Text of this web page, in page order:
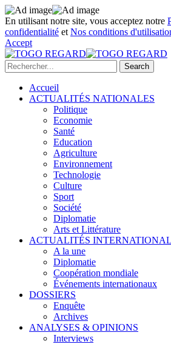
En utilisant notre site, vous acceptez notre
confidentialité et Nos conditions
Accept
Accueil
ACTUALITÉS NATIONALES
Politique
Economie
Santé
Education
Agriculture
Environnement
Technologie
Culture
Sport
Société
Diplomatie
Arts et Littérature
ACTUALITÉS
A la une
Diplomatie
Coopération mondiale
Événements internationaux
DOSSIERS
Enquête
Archives
ANALYSES & OPINIONS
Interviews